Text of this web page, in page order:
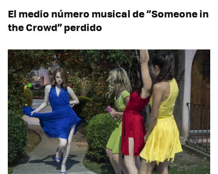
El medio número musical de “Someone in
the Crowd” perdido